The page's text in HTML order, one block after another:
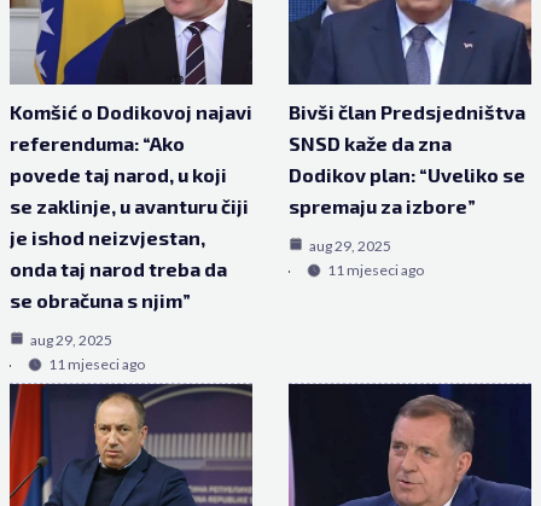
Komšić o Dodikovoj najavi
referenduma: “Ako
povede taj narod, u koji
se zaklinje, u avanturu čiji
je ishod neizvjestan,
onda taj narod treba da
se obračuna s njim”
aug 29, 2025
11 mjeseci ago
Bivši član Predsjedništva
SNSD kaže da zna
Dodikov plan: “Uveliko se
spremaju za izbore”
aug 29, 2025
11 mjeseci ago